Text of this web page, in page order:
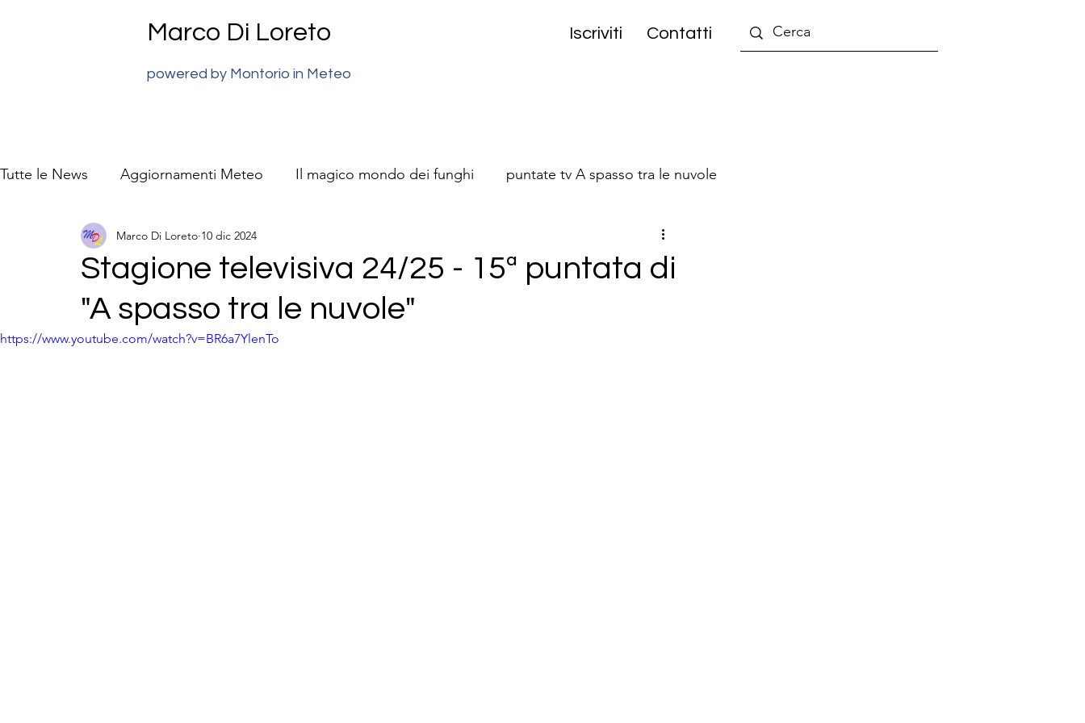
Marco Di Loreto Iscriviti Contatti
powered by Montorio in Meteo
Tutte le News Aggiornamenti Meteo Il magico mondo dei funghi puntate tv A spasso tra le nuvole
previsioni meteo Super J La natura video racconta
Stagione televisiva 24/25 - 15ª puntata di
"A spasso tra le nuvole"
Marco Di Loreto 10 dic 2024
https://www.youtube.com/watch?v=BR6a7YlenTo